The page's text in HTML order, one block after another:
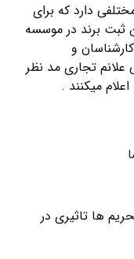
دارد که برای
ثبت برند در موسسه
و
علانم تجاری مد نظر
میکنند .
ها تاثیری در